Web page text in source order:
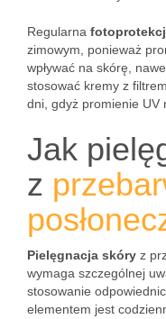
Regularna
zimowym, ponieważ
wpływać na skórę,
stosować kremy z
dni, gdyż promienie UV
Jak
z
Pielęgnacja skóry z
wymaga szczególnej
stosowanie
elementem jest